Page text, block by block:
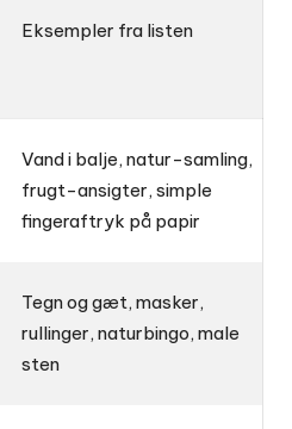
Eksempler fra listen
Vand i balje, natur-samling,
frugt-ansigter, simple
fingeraftryk på papir
Tegn og gæt, masker,
rullinger, naturbingo, male
sten